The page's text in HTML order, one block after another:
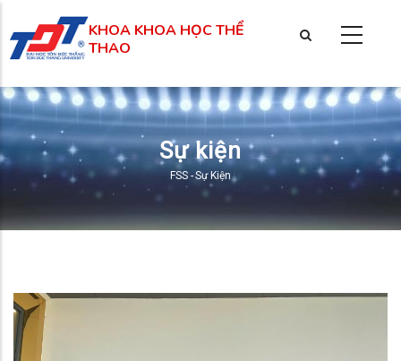
đến
nội
dung
KHOA KHOA HỌC THỂ
THAO
Sự kiện
Breadcrumb
FSS -Sự Kiện